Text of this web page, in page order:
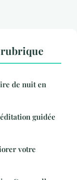
de nuit en
guidée
votre